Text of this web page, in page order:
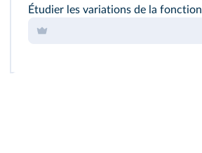
Étudier les variations de la fonction